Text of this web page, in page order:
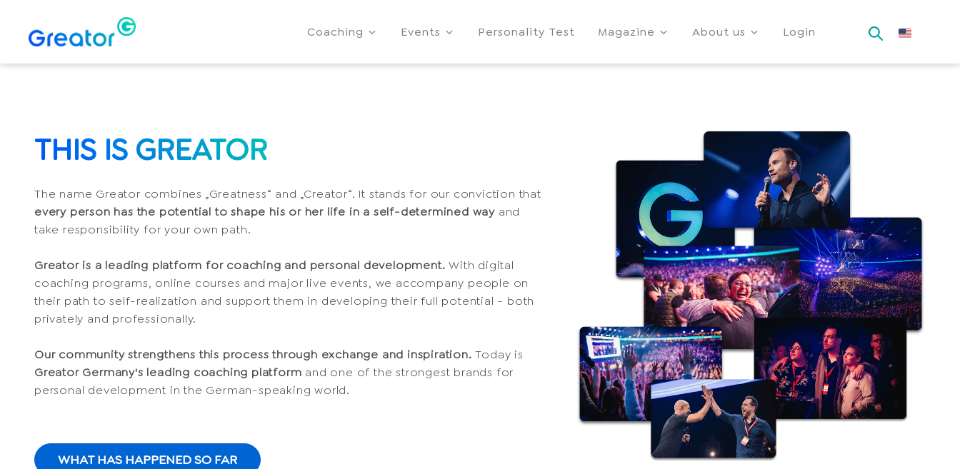
Coaching Events Personality Test Magazine About us Login
THIS IS GREATOR
The name Greator combines „Greatness“ and „Creator“. It stands for our conviction that
every person has the potential to shape his or her life in a self-determined way and
take responsibility for your own path.
Greator is a leading platform for coaching and personal development. With digital
coaching programs, online courses and major live events, we accompany people on
their path to self-realization and support them in developing their full potential - both
privately and professionally.
Our community strengthens this process through exchange and inspiration.Today is
Greator Germany's leading coaching platform and one of the strongest brands for
personal development in the German-speaking world.
WHAT HAS HAPPENED SO FAR